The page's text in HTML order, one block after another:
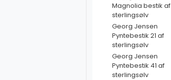
Magnolia bestik af
sterlingsølv
Georg Jensen
Pyntebestik 21 af
sterlingsølv
Georg Jensen
Pyntebestik 41 af
sterlingsølv